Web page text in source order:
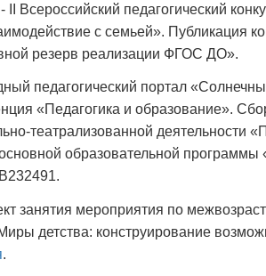
Всероссийский педагогический
с семьей». Публикация
резерв реализации ФГОС ДО».
педагогический портал
«Педагогика и образование».
театрализованной деятельности
образовательной программы
занятия мероприятия по
детства: конструирование
.